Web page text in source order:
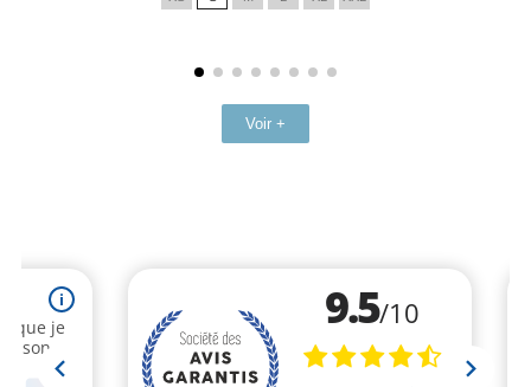
Voir +